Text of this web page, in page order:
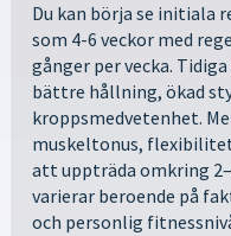
Du kan börja se initiala
som 4-6 veckor med
gånger per vecka.
bättre hållning, ökad
kroppsmedvetenhet.
muskeltonus,
att uppträda omkring
varierar beroende på
och personlig